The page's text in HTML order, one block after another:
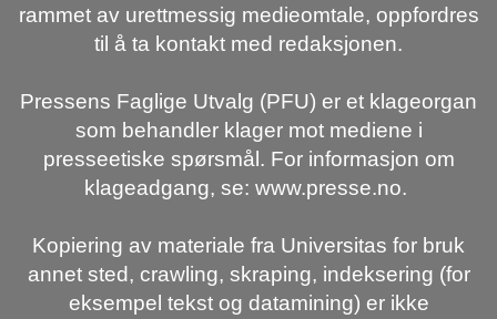
rammet av urettmessig medieomtale, oppfordres
til å ta kontakt med redaksjonen.
Pressens Faglige Utvalg (PFU) er et klageorgan
som behandler klager mot mediene i
presseetiske spørsmål. For informasjon om
klageadgang, se: www.presse.no.
Kopiering av materiale fra Universitas for bruk
annet sted, crawling, skraping, indeksering (for
eksempel tekst og datamining) er ikke